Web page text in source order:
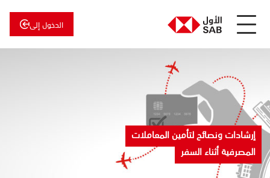
الدخول إلى
إرشادات ونصائح لتأمين المعاملات
المصرفية أثناء السفر